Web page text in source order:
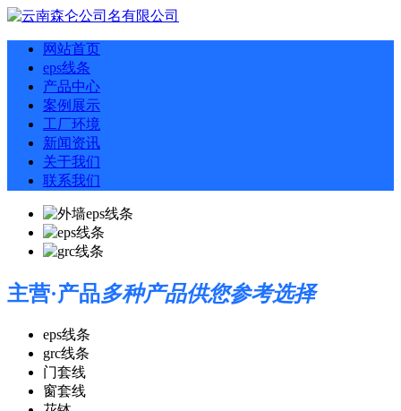
网站首页
eps线条
产品中心
案例展示
工厂环境
新闻资讯
关于我们
联系我们
主营·产品多种产品供您参考选择
eps线条
grc线条
门套线
窗套线